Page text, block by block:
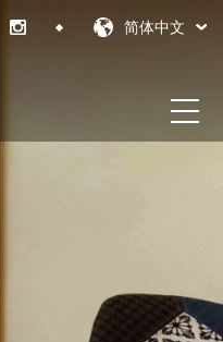
简体中文